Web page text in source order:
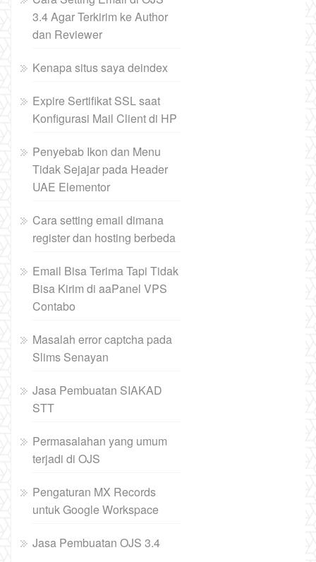
3.4 Agar Terkirim ke Author
dan Reviewer
Kenapa situs saya deindex
Expire Sertifikat SSL saat
Konfigurasi Mail Client di HP
Penyebab Ikon dan Menu
Tidak Sejajar pada Header
UAE Elementor
Cara setting email dimana
register dan hosting berbeda
Email Bisa Terima Tapi Tidak
Bisa Kirim di aaPanel VPS
Contabo
Masalah error captcha pada
Slims Senayan
Jasa Pembuatan SIAKAD
STT
Permasalahan yang umum
terjadi di OJS
Pengaturan MX Records
untuk Google Workspace
Jasa Pembuatan OJS 3.4